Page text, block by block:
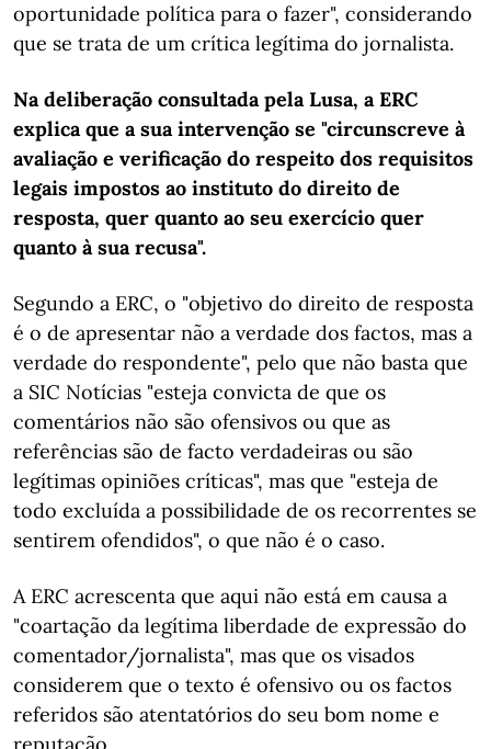
oportunidade política para o fazer", considerando
que se trata de um crítica legítima do jornalista.
Na deliberação consultada pela Lusa, a ERC
explica que a sua intervenção se "circunscreve à
avaliação e verificação do respeito dos requisitos
legais impostos ao instituto do direito de
resposta, quer quanto ao seu exercício quer
quanto à sua recusa".
Segundo a ERC, o "objetivo do direito de resposta
é o de apresentar não a verdade dos factos, mas a
verdade do respondente", pelo que não basta que
a SIC Notícias "esteja convicta de que os
comentários não são ofensivos ou que as
referências são de facto verdadeiras ou são
legítimas opiniões críticas", mas que "esteja de
todo excluída a possibilidade de os recorrentes se
sentirem ofendidos", o que não é o caso.
A ERC acrescenta que aqui não está em causa a
"coartação da legítima liberdade de expressão do
comentador/jornalista", mas que os visados
considerem que o texto é ofensivo ou os factos
referidos são atentatórios do seu bom nome e